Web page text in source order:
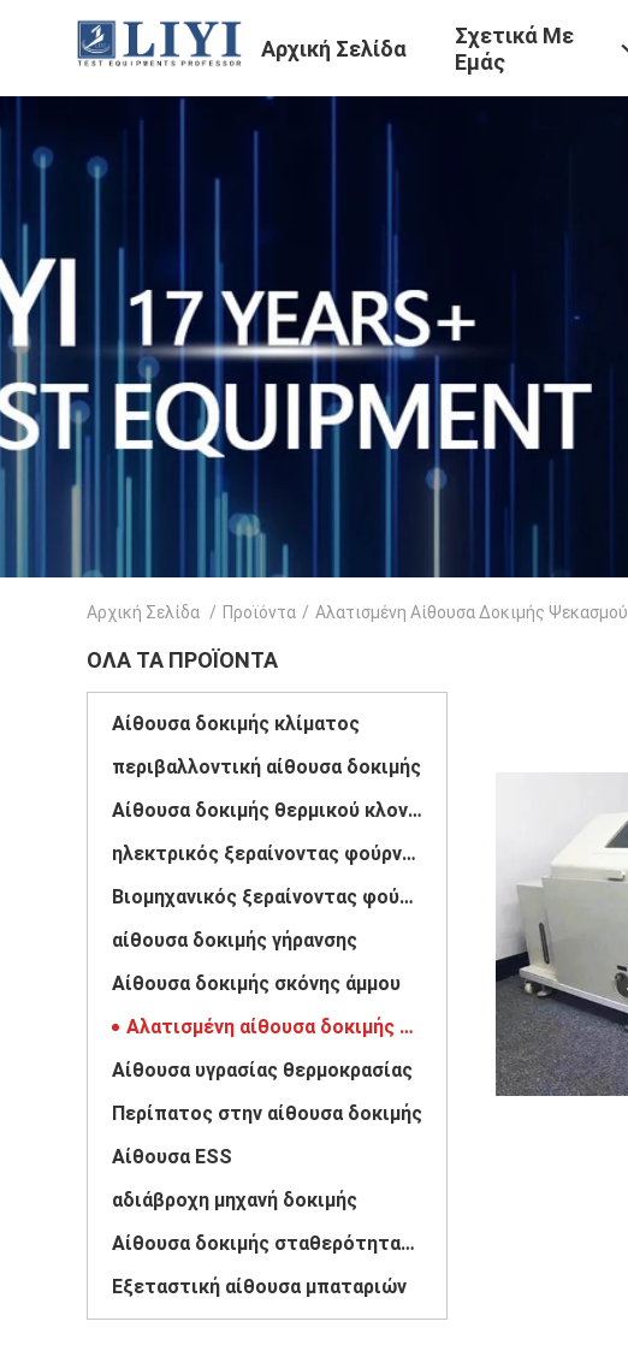
Αρχική Σελίδα
Σχετικά Με
Εμάς
Αρχική Σελίδα / Προϊόντα / Αλατισμένη Αίθουσα Δοκιμής Ψεκασμού
ΌΛΑ ΤΑ ΠΡΟΪΌΝΤΑ
Αίθουσα δοκιμής κλίματος
περιβαλλοντική αίθουσα δοκιμής
Αίθουσα δοκιμής θερμικού κλονισμού
ηλεκτρικός ξεραίνοντας φούρνος
Βιομηχανικός ξεραίνοντας φούρνος
αίθουσα δοκιμής γήρανσης
Αίθουσα δοκιμής σκόνης άμμου
Αλατισμένη αίθουσα δοκιμής ψεκασμού
Αίθουσα υγρασίας θερμοκρασίας
Περίπατος στην αίθουσα δοκιμής
Αίθουσα ESS
αδιάβροχη μηχανή δοκιμής
Αίθουσα δοκιμής σταθερότητας φαρμάκων
Εξεταστική αίθουσα μπαταριών